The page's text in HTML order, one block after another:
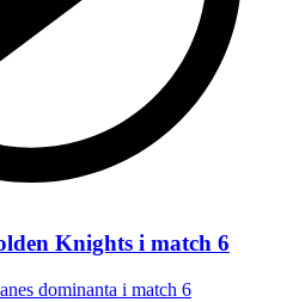
Knights i match 6
dominanta i match 6